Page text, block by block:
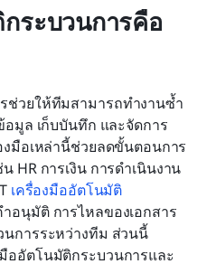
ระบวนการคือ
ช่วยให้ทีมสามารถทำงานซ้ำ
มูล เก็บบันทึก และจัดการ
งมือเหล่านี้ช่วยลดขั้นตอนการ
HR การเงิน การดำเนินงาน
เครื่องมืออัตโนมัติ
อนุมัติ การไหลของเอกสาร
การระหว่างทีม ส่วนนี้
ออัตโนมัติกระบวนการและ